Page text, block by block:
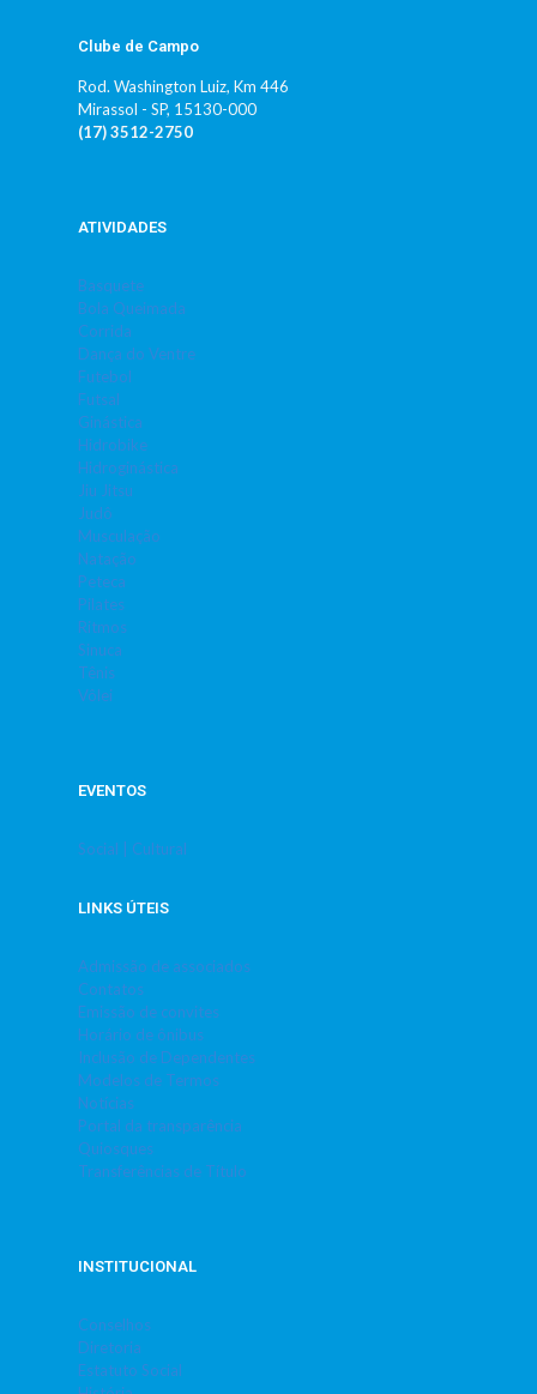
Clube de Campo
Rod. Washington Luiz, Km 446
Mirassol - SP, 15130-000
(17) 3512-2750
ATIVIDADES
Basquete
Bola Queimada
Corrida
Dança do Ventre
Futebol
Futsal
Ginástica
Hidrobike
Hidroginástica
Jiu Jitsu
Judô
Musculação
Natação
Peteca
Pilates
Ritmos
Sinuca
Tênis
Vôlei
EVENTOS
Social | Cultural
LINKS ÚTEIS
Admissão de associados
Contatos
Emissão de convites
Horário de ônibus
Inclusão de Dependentes
Modelos de Termos
Notícias
Portal da transparência
Quiosques
Transferências de Título
INSTITUCIONAL
Conselhos
Diretoria
Estatuto Social